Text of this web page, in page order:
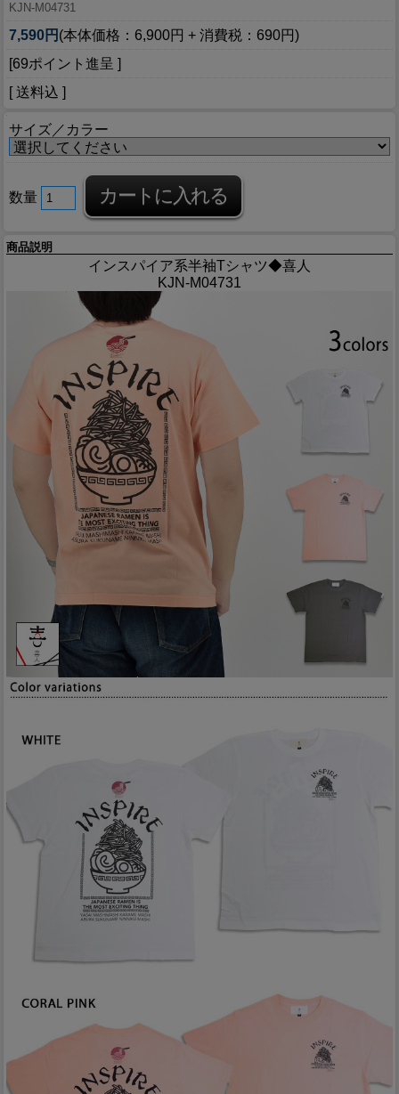
KJN-M04731
7,590円 (本体価格：6,900円 + 消費税：690円)
[69ポイント進呈 ]
[ 送料込 ]
サイズ／カラー
数量
商品説明
インスパイア系半袖Tシャツ◆喜人
KJN-M04731